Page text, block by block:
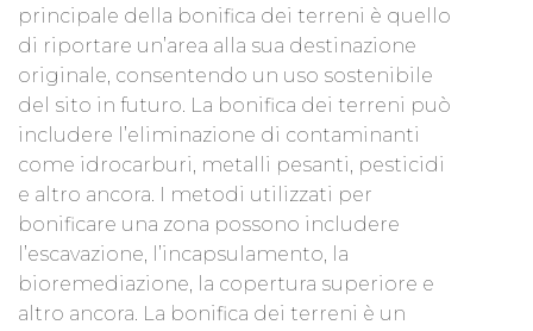
principale della bonifica dei terreni è quello
di riportare un’area alla sua destinazione
originale, consentendo un uso sostenibile
del sito in futuro. La bonifica dei terreni può
includere l’eliminazione di contaminanti
come idrocarburi, metalli pesanti, pesticidi
e altro ancora. I metodi utilizzati per
bonificare una zona possono includere
l’escavazione, l’incapsulamento, la
bioremediazione, la copertura superiore e
altro ancora. La bonifica dei terreni è un